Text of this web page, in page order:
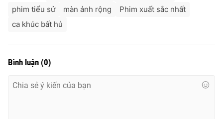
phim tiểu sử
màn ảnh rộng
Phim xuất sắc nhất
ca khúc bất hủ
Bình luận (0)